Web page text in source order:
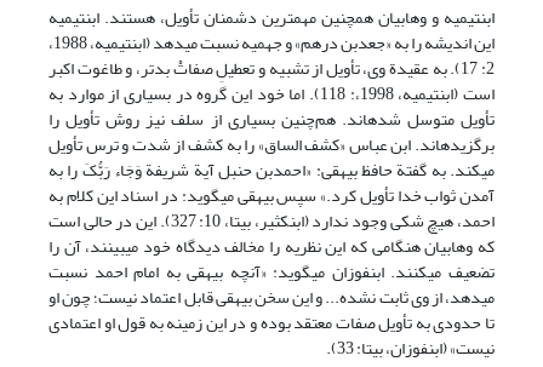
ابن‏تیمیه و وهابیان همچنین مهمترین دشمنان تأویل، هستند. ابن‏تیمیه
این اندیشه را به «جعدبن درهم» و جهمیه نسبت می‏دهد (ابن‏تیمیه، 1988،
2: 17). به عقیدة وی، تأویل از تشبیه و تعطیلِ صفاتْ بدتر، و طاغوت اکبر
است (ابن‏تیمیه، 1998،: 118). اما خود این گروه در بسیاری از موارد به
تأویل متوسل شده‏اند. هم‌چنین بسیاری از سلف نیز روش تأویل را
برگزیده‏اند. ابن عباس «کشف الساق» را به کشف از شدت و ترس تأویل
می‏کند. به گفتة حافظ بیهقی: «احمدبن حنبل آیة شریفة وَجَاء رَبُّکَ را به
آمدن ثواب خدا تأویل کرد.» سپس بیهقی می‏گوید: در اسناد این کلام به
احمد، هیچ شکی وجود ندارد (ابن‏کثیر، بی‏تا، 10: 327). این در حالی است
که وهابیان هنگامی که این نظریه را مخالف دیدگاه خود می‏بینند، آن را
تضعیف می‏کنند. ابن‏فوزان می‏گوید: «آنچه بیهقی به امام احمد نسبت
می‏دهد، از وی ثابت نشده... و این سخن بیهقی قابل اعتماد نیست؛ چون او
تا حدودی به تأویل صفات معتقد بوده و در این زمینه به قول او اعتمادی
نیست» (ابن‏فوزان، بی‏تا: 33).